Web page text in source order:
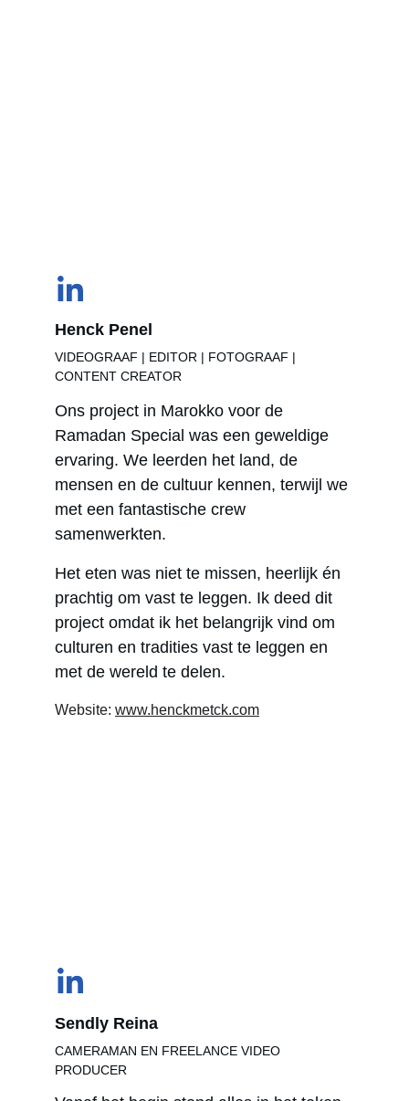
Sendly Reina
CAMERAMAN EN FREELANCE VIDEO
PRODUCER
Henck Penel
VIDEOGRAAF | EDITOR | FOTOGRAAF |
CONTENT CREATOR
Ons project in Marokko voor de
Ramadan Special was een geweldige
ervaring. We leerden het land, de
mensen en de cultuur kennen, terwijl we
met een fantastische crew
samenwerkten.
Het eten was niet te missen, heerlijk én
prachtig om vast te leggen. Ik deed dit
project omdat ik het belangrijk vind om
culturen en tradities vast te leggen en
met de wereld te delen.
Website: www.henckmetck.com